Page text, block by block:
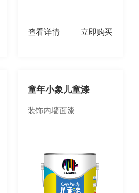
查看详情 立即购买
童年小象儿童漆
装饰内墙面漆